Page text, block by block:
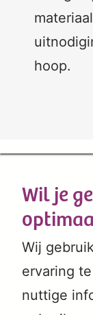
hoop.
Wil je
Wij
ervaring
nuttige